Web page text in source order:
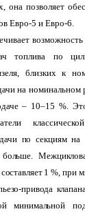
она позволяет
Евро-5 и Евро-6.
возможность
топлива по
близких к
на номинальном
– 10–15 %.
по секциям
1 %, при
привода
минимальной